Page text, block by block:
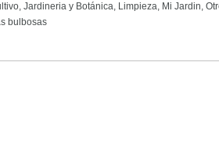
, Jardineria y Botánica, Limpieza, Mi Jardin,
bulbosas